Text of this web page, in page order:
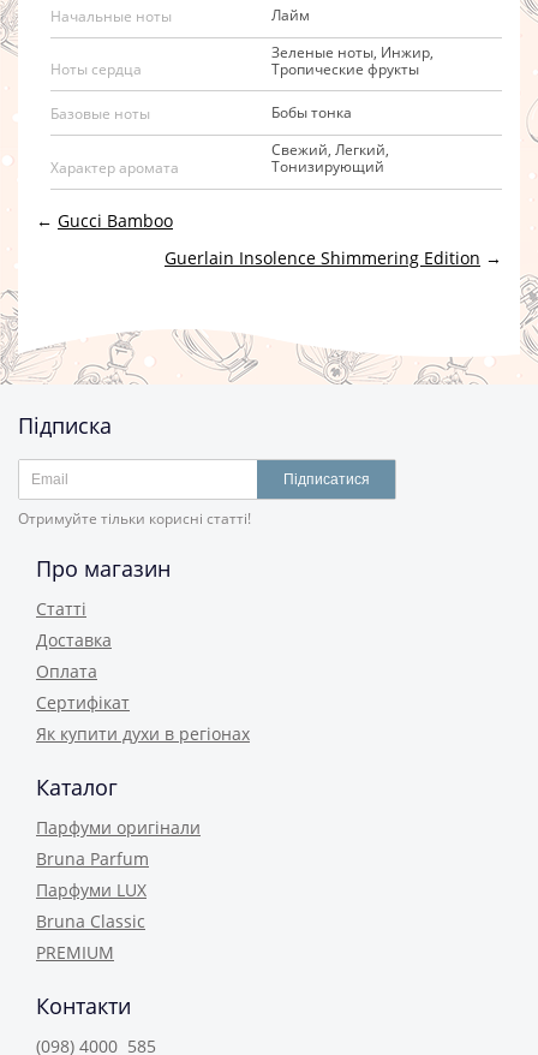
Начальные ноты Лайм
Ноты сердца
Зеленые ноты, Инжир,
Тропические фрукты
Базовые ноты Бобы тонка
Характер аромата
Свежий, Легкий,
Тонизирующий
← Gucci Bamboo
Guerlain Insolence Shimmering Edition →
Підписка
Підписатися
Отримуйте тільки корисні статті!
Про магазин
Статті
Доставка
Оплата
Сертифікат
Як купити духи в регіонах
Каталог
Парфуми оригінали
Bruna Parfum
Парфуми LUX
Bruna Classic
PREMIUM
Контакти
(098) 4000 585